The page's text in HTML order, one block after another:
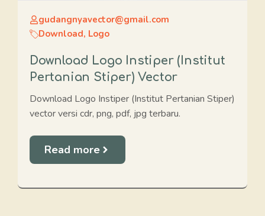
gudangnyavector@gmail.com
Download, Logo
Download Logo Instiper (Institut
Pertanian Stiper) Vector
Download Logo Instiper (Institut Pertanian Stiper)
vector versi cdr, png, pdf, jpg terbaru.
Read more